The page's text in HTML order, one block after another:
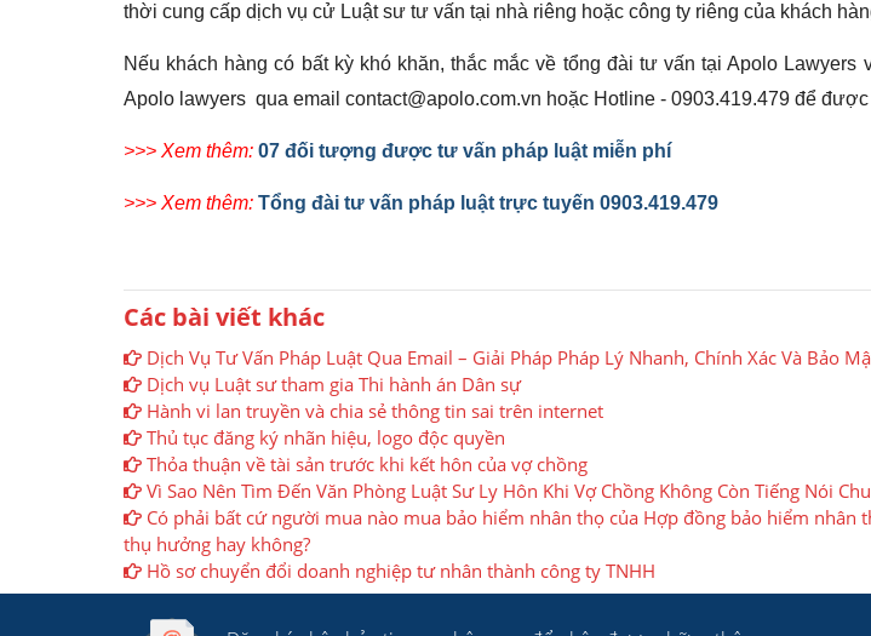
thời cung cấp dịch vụ cử Luật sư tư vấn tại nhà riêng hoặc công ty riêng của khách
Nếu khách hàng có bất kỳ khó khăn, thắc mắc về tổng đài tư vấn tại Apolo
Apolo lawyers qua email contact@apolo.com.vn hoặc Hotline - 0903.419.479 để
>>> Xem thêm: 07 đối tượng được tư vấn pháp luật miễn phí
>>> Xem thêm: Tổng đài tư vấn pháp luật trực tuyến 0903.419.479
Các bài viết khác
Dịch Vụ Tư Vấn Pháp Luật Qua Email – Giải Pháp Pháp Lý Nhanh, Chính Xác Và Bảo
Dịch vụ Luật sư tham gia Thi hành án Dân sự
Hành vi lan truyền và chia sẻ thông tin sai trên internet
Thủ tục đăng ký nhãn hiệu, logo độc quyền
Thỏa thuận về tài sản trước khi kết hôn của vợ chồng
Vì Sao Nên Tìm Đến Văn Phòng Luật Sư Ly Hôn Khi Vợ Chồng Không Còn Tiếng Nói
Có phải bất cứ người mua nào mua bảo hiểm nhân thọ của Hợp đồng bảo hiểm nhân
thụ hưởng hay không?
Hồ sơ chuyển đổi doanh nghiệp tư nhân thành công ty TNHH